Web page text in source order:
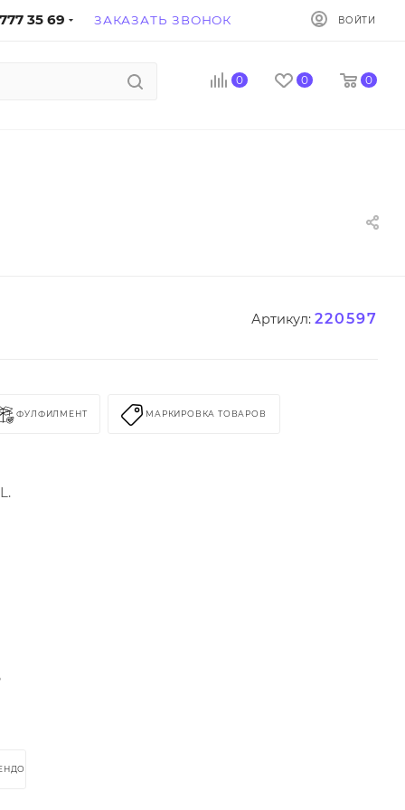
35 69 ЗАКАЗАТЬ ЗВОНОК ВОЙТИ
0 0 0
Артикул: 220597
ФУЛФИЛМЕНТ МАРКИРОВКА ТОВАРОВ